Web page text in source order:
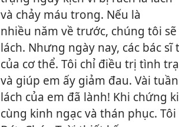
và chảy máu trong. Nếu là
nhiều năm về trước, chúng tôi
lách. Nhưng ngày nay, các bác
của cơ thể. Tôi chỉ điều trị tình
và giúp em ấy giảm đau. Vài
lách của em đã lành! Khi chứng
cùng kinh ngạc và thán phục.